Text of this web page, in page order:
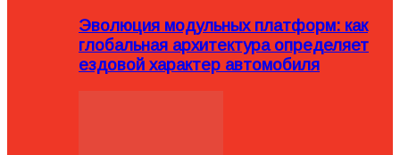
Эволюция модульных платформ: как
глобальная архитектура определяет
ездовой характер автомобиля